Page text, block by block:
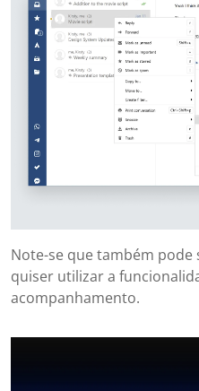
Note-se que também pode
quiser utilizar a
acompanhamento.